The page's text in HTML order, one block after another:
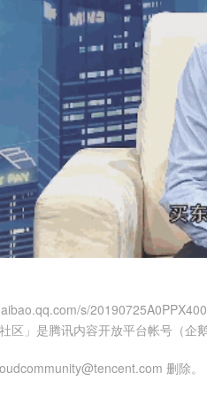
s/
区」是腾讯内容开放平台帐号（企
删除。